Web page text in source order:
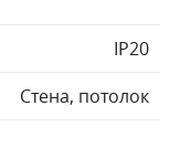
IP20
Стена, потолок